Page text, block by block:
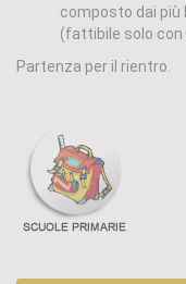
composto dai più
(fattibile solo con
Partenza per il rientro.